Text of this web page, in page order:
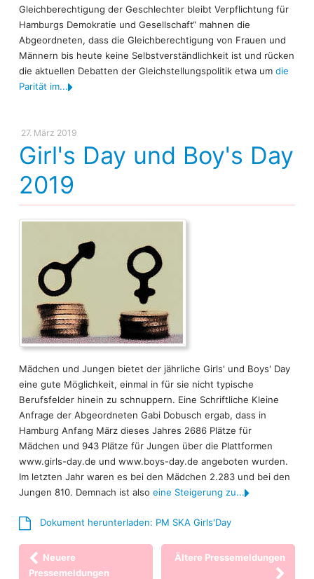
Gleichberechtigung der Geschlechter bleibt Verpflichtung für
Hamburgs Demokratie und Gesellschaft“ mahnen die
Abgeordneten, dass die Gleichberechtigung von Frauen und
Männern bis heute keine Selbstverständlichkeit ist und rücken
die aktuellen Debatten der Gleichstellungspolitik etwa umdie
Parität im...
27. März 2019
Girl's Day und Boy's Day
2019
Mädchen und Jungen bietet der jährliche Girls' und Boys' Day
eine gute Möglichkeit, einmal in für sie nicht typische
Berufsfelder hinein zu schnuppern. Eine Schriftliche Kleine
Anfrage der Abgeordneten Gabi Dobusch ergab, dass in
Hamburg Anfang März dieses Jahres 2686 Plätze für
Mädchen und 943 Plätze für Jungen über die Plattformen
www.girls-day.de und www.boys-day.de angeboten wurden.
Im letzten Jahr waren es bei den Mädchen 2.283 und bei den
Jungen 810. Demnach ist alsoeine Steigerung zu...
Dokument herunterladen: PM SKA Girls'Day
Neuere
Pressemeldungen
Ältere Pressemeldungen